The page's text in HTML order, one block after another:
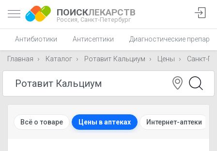
ПОИСКЛЕКАРСТВ
Россия, Санкт-Петербург
Антибиотики Антисептики Диагностические
Главная Каталог Ротавит Кальциум Цены Санкт-
Всё о товаре Цены в аптеках Интернет-аптеки